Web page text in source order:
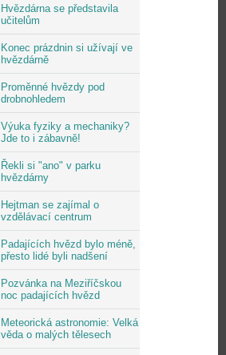
Hvězdárna se představila
učitelům
Konec prázdnin si užívají ve
hvězdárně
Proměnné hvězdy pod
drobnohledem
Výuka fyziky a mechaniky?
Jde to i zábavně!
Řekli si "ano" v parku
hvězdárny
Hejtman se zajímal o
vzdělávací centrum
Padajících hvězd bylo méně,
přesto lidé byli nadšení
Pozvánka na Meziříčskou
noc padajících hvězd
Meteorická astronomie: Velká
věda o malých tělesech